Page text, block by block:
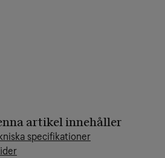
artikel innehåller
specifikationer